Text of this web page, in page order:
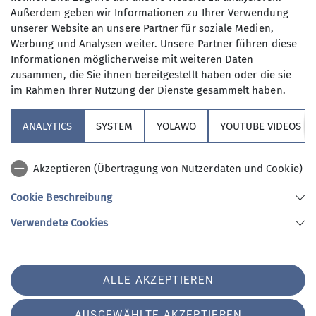
leisten?
Nun, alle die aus dem Berufsleben
ausgeschieden sind oder sonst über
ihre Zeit frei verfügen können und
körperlich in guter Verfassung sind.
Neben anspruchvollen Bergtouren
(bis ca. 1400 Höhenmeter) stehen
auch leichtere Berg- und
Flachwanderungen (ca. 15 bis 20 km)
auf unserem Programm. Dazu kommen
Kulturfahrten und -veranstaltungen
Wanderwoche in den Bergen sowie im
An den Tourentagen werden die
unterschiedlichsten Unternehmungen
angeboten. Bei unserem vielfältigen
21.07.2025
Maximale Teilnehmeranzahl
8
Sektion Vierseenland des Deutschen Alpenvereins e.V.
Hauptstraße 42
82229 Seefeld
Telefon +4981529839280
Außerdem geben wir Informationen zu Ihrer Verwendung
unserer Website an unsere Partner für soziale Medien,
Werbung und Analysen weiter. Unsere Partner führen diese
Informationen möglicherweise mit weiteren Daten
zusammen, die Sie ihnen bereitgestellt haben oder die sie
im Rahmen Ihrer Nutzung der Dienste gesammelt haben.
ANALYTICS SYSTEM YOLAWO YOUTUBE VIDEOS
Akzeptieren (Übertragung von Nutzerdaten und Cookie)
Cookie Beschreibung
Verwendete Cookies
ALLE AKZEPTIEREN